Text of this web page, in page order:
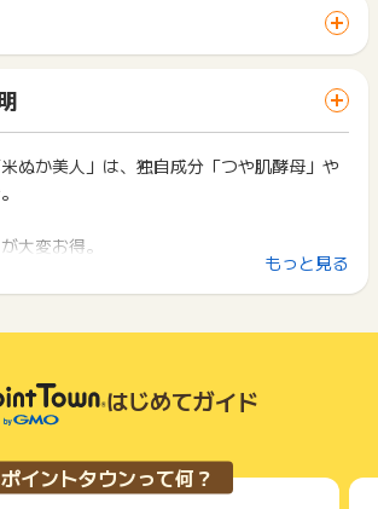
体験定期コース」を申込した事がある方、
からの申込（※過去に当該コース以外を申
その限りではありません。）
正と判断される場合
グにて以下に該当する場合
ルしている場合
している場合
オンラインショップの利用が制限されてい
以内に下記項目をご記入の上お問い合わせ
お問い合わせは、ポイントタウンのサポート
ださい。ポイントについて、広告主に直接
らお申し込みやお買い物が完了するまでの
（※）で他のサイトに移動した場合はポイン
。
ポイントGET 」ボタンを押した時とサービ
で、デバイス・ブラウザが異なる場合はポ
せん。
物・サービスをご利用される場合は、毎回
り、「 ショッピングでポイントGET 」ボ
する場合、広告主側で対象外とみなし、「獲
された場合
ス・お買い物を利用されたことがある場合
の削除をおこなっていただくことを推奨
利用時にお電話など2つ以上の申し込み方
サイト上のWEBフォームからお申し込みく
きましては、1商品につき10円単位の金額
す。
イント未満のものは切り捨てとなり、ポイ
れません。
のポイント等を利用して支払われた金額分
イントタウンのポイント獲得の対象には含
るサービスの都合もしくは会員様の都合で
でもキャンセルされた場合、ポイントが無効
います。
かどうかは各広告主ではなく、代理店が行
主はポイントに関する詳細を把握しており
タウンのポイントに関するお問い合わせを
わないようお願いいたします。
ぬか美人」は、独自成分「つや肌酵母」や
大変お得。
円、2回目以降もずっと10％OFFで続け
お届けサイクルの変更も可能なので安心で
まれたうるおいメソッドで感動的もっちり
もっと見る
はじめてガイド
ポイントタウンって何？